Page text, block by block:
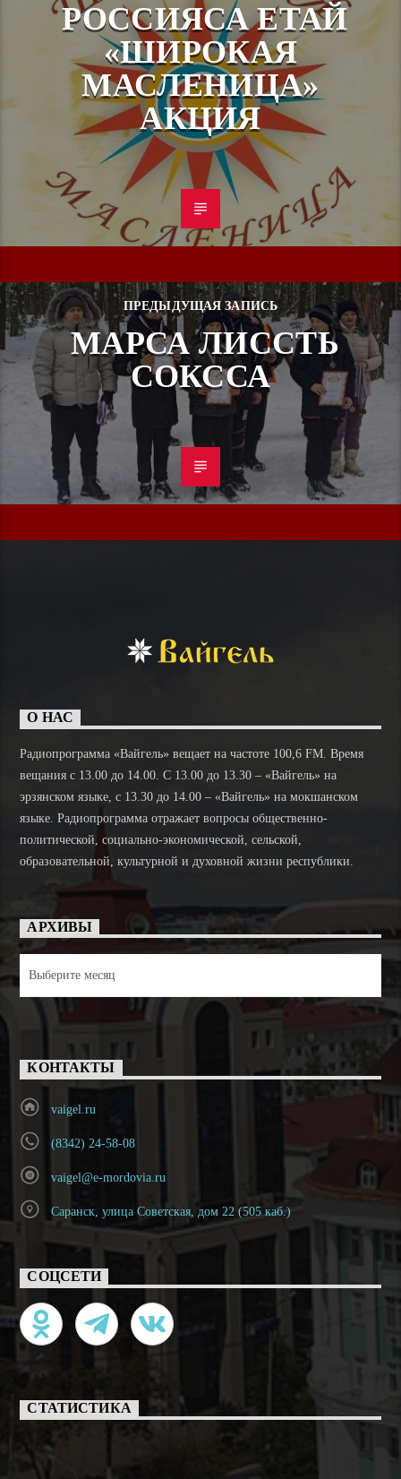
РОССИЯСА ЕТАЙ
«ШИРОКАЯ
МАСЛЕНИЦА»
АКЦИЯ
ПРЕДЫДУЩАЯ ЗАПИСЬ
МАРСА ЛИССТЬ
СОКССА
О НАС
Радиопрограмма «Вайгель» вещает на частоте 100,6 FM. Время
вещания с 13.00 до 14.00. C 13.00 до 13.30 – «Вайгель» на
эрзянском языке, с 13.30 до 14.00 – «Вайгель» на мокшанском
языке. Радиопрограмма отражает вопросы общественно-
политической, социально-экономической, сельской,
образовательной, культурной и духовной жизни республики.
АРХИВЫ
КОНТАКТЫ
vaigel.ru
(8342) 24-58-08
vaigel@e-mordovia.ru
Саранск, улица Советская, дом 22 (505 каб.)
СОЦСЕТИ
СТАТИСТИКА